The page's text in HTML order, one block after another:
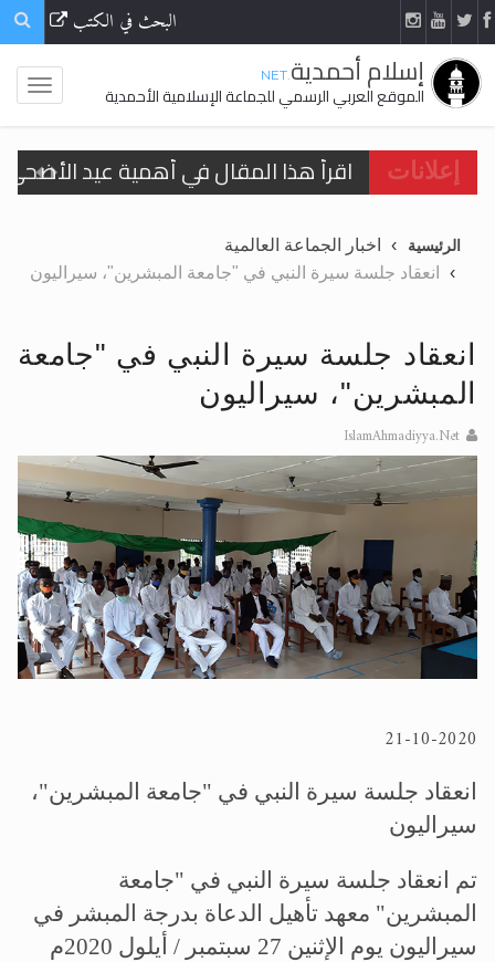
البحث في الكتب
إسلام أحمدية.NET
الموقع العربي الرسمي للجماعة الإسلامية الأحمدية
إعلانات
اقرأ هذا المقال في أهمية عيد
تعميم هامّ لأفراد الجماعة >> المزيد
اقرأ هذا الكتاب وتعرّف على حقيقة
الحجّ.. دلالات، حِكم، وأهداف >> المزيد
اقرأ هذا المقال في أهمية عيد
الرئيسية
اخبار الجماعة العالمية
انعقاد جلسة سيرة النبي في "جامعة المبشرين"، سيراليون
انعقاد جلسة سيرة النبي في "جامعة
المبشرين"، سيراليون
IslamAhmadiyya.Net
21-10-2020
انعقاد جلسة سيرة النبي في "جامعة المبشرين"،
سيراليون
تم انعقاد جلسة سيرة النبي في "جامعة
المبشرين" معهد تأهيل الدعاة بدرجة المبشر في
سيراليون يوم الإثنين 27 سبتمبر / أيلول 2020م